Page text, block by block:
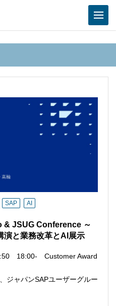
SAP AI
& JSUG Conference ～
と業務改革とAI展示
18:00- Customer Award
ジャパンSAPユーザーグルー